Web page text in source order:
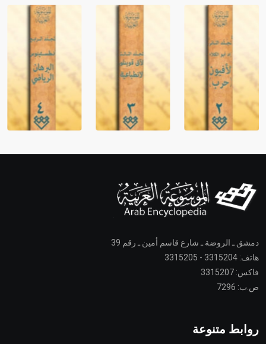
دمشق ـ الروضة ـ شارع قاسم أمين ـ رقم 39
هاتف: 3315204 - 3315205
فاكس: 3315207
ص.ب: 7296
روابط متنوعة